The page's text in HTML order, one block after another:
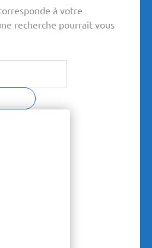
à votre
recherche pourrait vous